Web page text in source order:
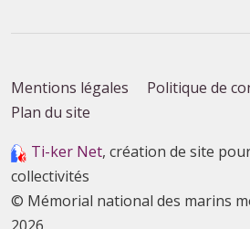
Mentions légales
Politique de
Plan du site
Ti-ker Net, création de site
collectivités
© Mémorial national des marins